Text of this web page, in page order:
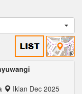
Iklan Dec 2025